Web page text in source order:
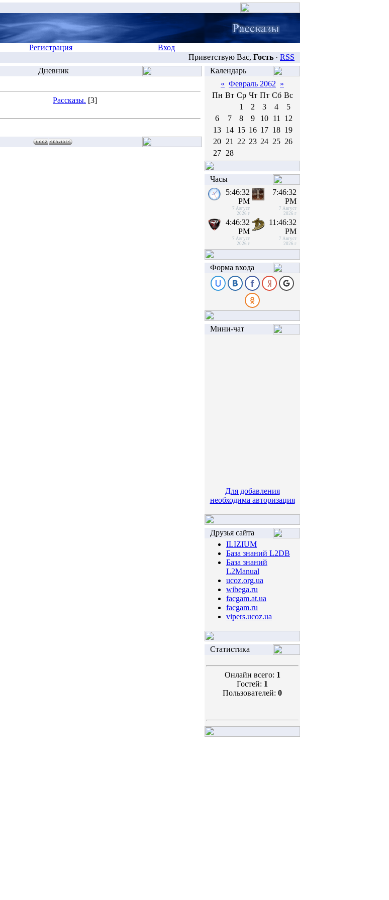
Регистрация
Вход
Приветствую Вас, Гость · RSS
Дневник
Рассказы. [3]
Календарь
« Февраль 2062 »
Пн Вт Ср Чт Пт Сб Вс
1
2 3 4
5
6
7 8 9 10 11
12
13 14 15 16 17 18 19
20 21 22 23 24 25 26
27 28
Часы
5:46:32
PM
7 Август
2026 г
7:46:32
PM
7 Август
2026 г
4:46:32
PM
7 Август
2026 г
11:46:32
PM
7 Август
2026 г
Форма входа
Мини-чат
Для добавления
необходима авторизация
Друзья сайта
ILIZIUM
База знаний L2DB
База знаний
L2Manual
ucoz.org.ua
wibega.ru
facgam.at.ua
facgam.ru
vipers.ucoz.ua
Статистика
Онлайн всего: 1
Гостей: 1
Пользователей: 0